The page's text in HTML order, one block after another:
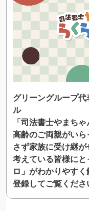
グリーングループ
ル
「司法書士やまち
高齢のご両親がい
さず家族に受け継
考えている皆様に
ロ」がわかりやす
登録してご覧くださ